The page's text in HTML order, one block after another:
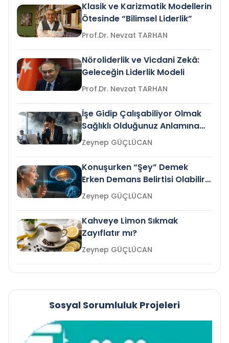
Klasik ve Karizmatik Modellerin
Ötesinde “Bilimsel Liderlik”
Prof.Dr. Nevzat TARHAN
Nöroliderlik ve Vicdani Zekâ:
Geleceğin Liderlik Modeli
Prof.Dr. Nevzat TARHAN
İşe Gidip Çalışabiliyor Olmak
Sağlıklı Olduğunuz Anlamına
Gelir mi?Zeynep GÜÇLÜCAN
Konuşurken “Şey” Demek
Erken Demans Belirtisi Olabilir
mi?
Zeynep GÜÇLÜCAN
Kahveye Limon Sıkmak
Zayıflatır mı?
Zeynep GÜÇLÜCAN
Sosyal Sorumluluk Projeleri